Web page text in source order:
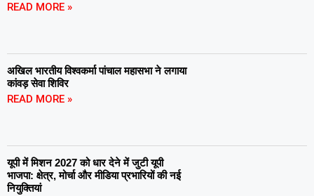
READ MORE »
अखिल भारतीय विश्वकर्मा पांचाल महासभा ने लगाया
कांवड़ सेवा शिविर
READ MORE »
यूपी में मिशन 2027 को धार देने में जुटी यूपी
भाजपा: क्षेत्र, मोर्चा और मीडिया प्रभारियों की नई
नियुक्तियां